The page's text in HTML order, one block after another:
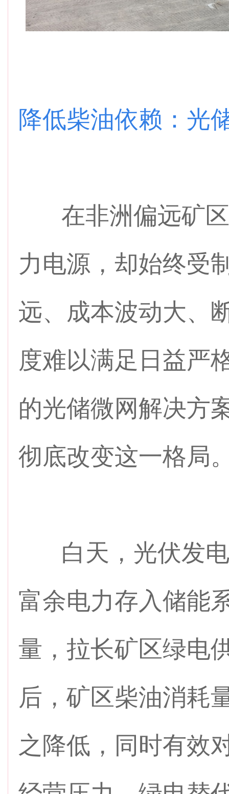
降低柴油依赖：光
在非洲偏远矿区
力电源，却始终受
远、成本波动大、
度难以满足日益严
的光储微网解决方
彻底改变这一格局
白天，光伏发电
富余电力存入储能
量，拉长矿区绿电
后，矿区柴油消耗
之降低，同时有效